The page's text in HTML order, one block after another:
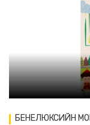
БЕНЕЛЮКСИЙН